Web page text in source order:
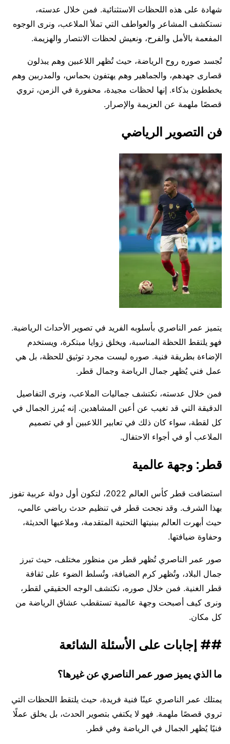
شهادة على هذه اللحظات الاستثنائية. فمن خلال عدسته،
نستكشف المشاعر والعواطف التي تملأ الملاعب، ونرى الوجوه
المفعمة بالأمل والفرح، ونعيش لحظات الانتصار والهزيمة.
تُجسد صوره روح الرياضة، حيث تُظهر اللاعبين وهم يبذلون
قصارى جهدهم، والجماهير وهم يهتفون بحماس، والمدربين وهم
يخططون بذكاء. إنها لحظات مجيدة، محفورة في الزمن، تروي
قصصًا ملهمة عن العزيمة والإصرار.
فن التصوير الرياضي
يتميز عمر الناصري بأسلوبه الفريد في تصوير الأحداث الرياضية.
فهو يلتقط اللحظة المناسبة، ويخلق زوايا مبتكرة، ويستخدم
الإضاءة بطريقة فنية. صوره ليست مجرد توثيق للحظة، بل هي
عمل فني يُظهر جمال الرياضة وجمال قطر.
فمن خلال عدسته، نكتشف جماليات الملاعب، ونرى التفاصيل
الدقيقة التي قد تغيب عن أعين المشاهدين. إنه يُبرز الجمال في
كل لقطة، سواء كان ذلك في تعابير اللاعبين أو في تصميم
الملاعب أو في أجواء الاحتفال.
قطر: وجهة عالمية
استضافت قطر كأس العالم 2022، لتكون أول دولة عربية تفوز
بهذا الشرف. وقد نجحت قطر في تنظيم حدث رياضي عالمي،
حيث أبهرت العالم ببنيتها التحتية المتقدمة، وملاعبها الحديثة،
وحفاوة ضيافتها.
صور عمر الناصري تُظهر قطر من منظور مختلف، حيث تبرز
جمال البلاد، وتُظهر كرم الضيافة، وتُسلط الضوء على ثقافة
قطر الغنية. فمن خلال صوره، نكتشف الوجه الحقيقي لقطر،
ونرى كيف أصبحت وجهة عالمية تستقطب عشاق الرياضة من
كل مكان.
## إجابات على الأسئلة الشائعة
ما الذي يميز صور عمر الناصري عن غيرها؟
يمتلك عمر الناصري عينًا فنية فريدة، حيث يلتقط اللحظات التي
تروي قصصًا ملهمة. فهو لا يكتفي بتصوير الحدث، بل يخلق عملًا
فنيًا يُظهر الجمال في الرياضة وفي قطر.